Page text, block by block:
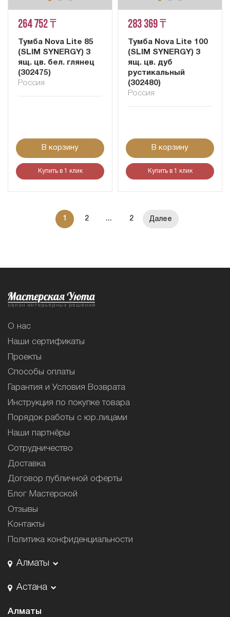
264 752 ₸
Тумба Nova Lite 85
(SLIM SYNERGY) 3
ящ. цв. бел. глянец
(302475)
Россия
В корзину
Купить в 1 клик
283 369 ₸
Тумба Nova Lite 100
(SLIM SYNERGY) 3
ящ. цв. дуб
рустикальный
(302480)
Россия
В корзину
Купить в 1 клик
1 2 ... 2
О нас
Наши сертификаты
Проекты
Способы оплаты
Гарантия и Условия Возврата
Инструкция по покупке товара
Порядок работы с юр.лицами
Наши партнёры
Сотрудничество
Доставка
Договор публичной оферты
Блог Мастерской
Отзывы
Контакты
Политика конфиденциальности
Алматы
Астана
Алматы